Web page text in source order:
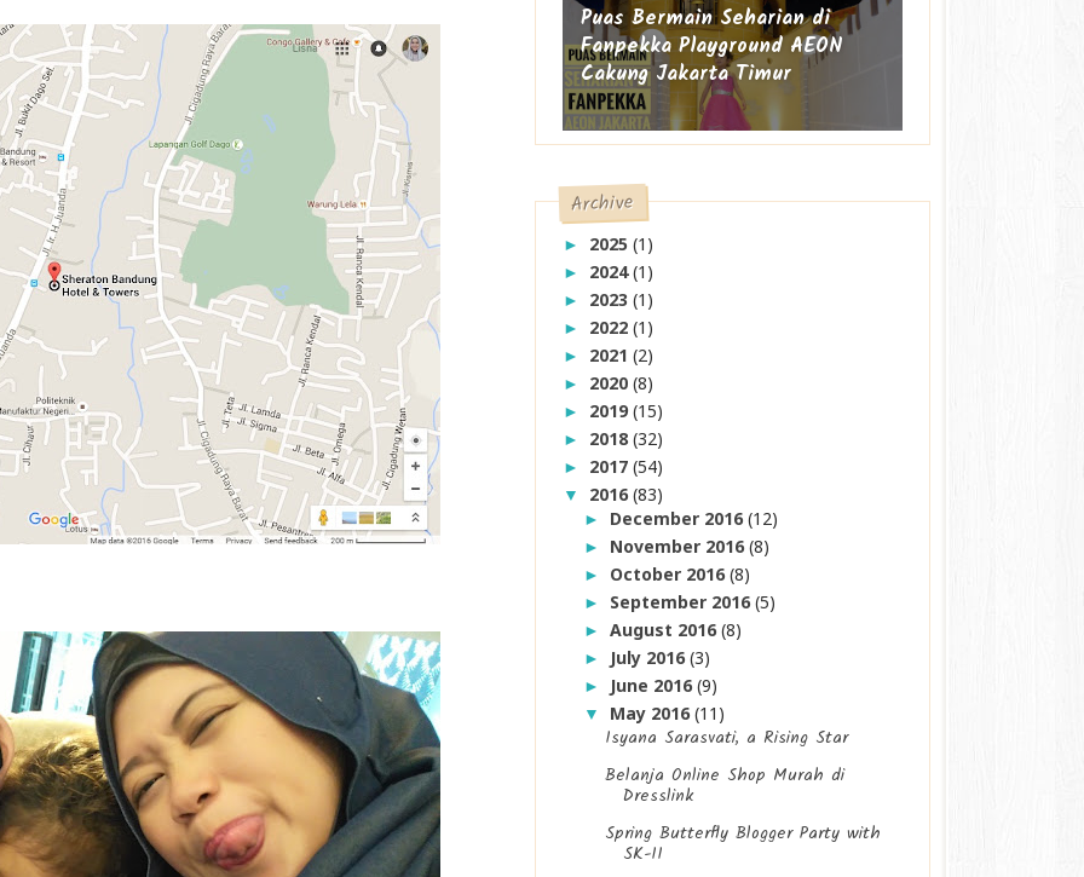
Puas Bermain Seharian di
Fanpekka Playground AEON
Cakung Jakarta Timur
Archive
► 2025(1)
► 2024(1)
► 2023(1)
► 2022(1)
► 2021(2)
► 2020(8)
► 2019(15)
► 2018(32)
► 2017(54)
▼ 2016(83)
► December 2016(12)
► November 2016(8)
► October 2016(8)
► September 2016(5)
►August 2016(8)
► July 2016(3)
► June 2016(9)
▼ May 2016(11)
Isyana Sarasvati, a Rising Star
Belanja Online Shop Murah di
Dresslink
Spring Butterfly Blogger Party with
SK-II